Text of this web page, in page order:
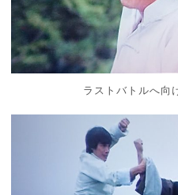
ラストバトルへ向